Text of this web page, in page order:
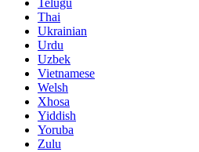
Telugu
Thai
Ukrainian
Urdu
Uzbek
Vietnamese
Welsh
Xhosa
Yiddish
Yoruba
Zulu